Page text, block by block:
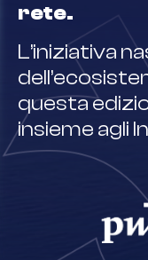
rete.
L’iniziativa
questa
insieme agli